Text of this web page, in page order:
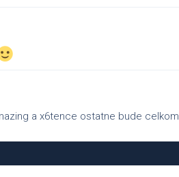
a x6tence ostatne bude celkom